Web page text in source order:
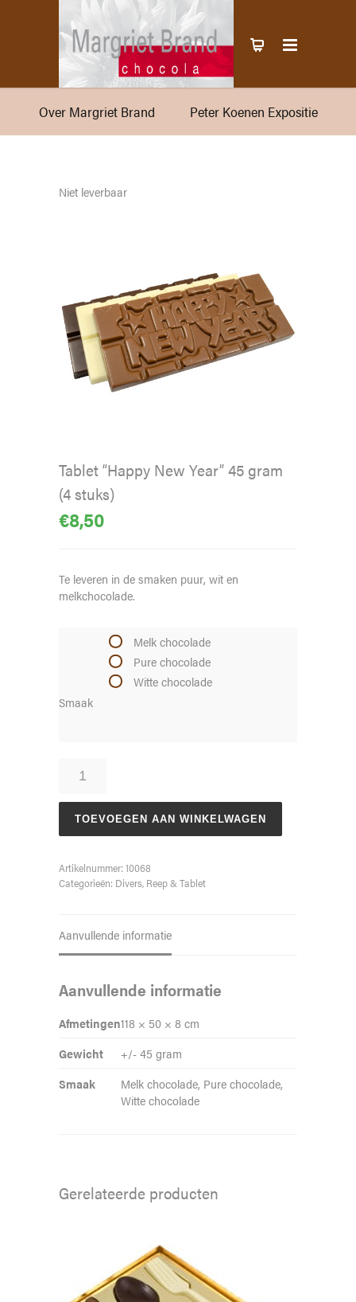
Over Margriet Brand Peter Koenen Expositie
Niet leverbaar
Tablet “Happy New Year” 45 gram
(4 stuks)
€8,50
Te leveren in de smaken puur, wit en
melkchocolade.
Smaak
Melk chocolade
Pure chocolade
Witte chocolade
"Happy
New
Year"
45
(4
stuks)
TOEVOEGEN AAN WINKELWAGEN
Artikelnummer: 10068
Categorieën: Divers, Reep & Tablet
Aanvullende informatie
Aanvullende informatie
Afmetingen118 × 50 × 8 cm
Gewicht
+/- 45 gram
Smaak
Melk chocolade, Pure chocolade,
Witte chocolade
Gerelateerde producten